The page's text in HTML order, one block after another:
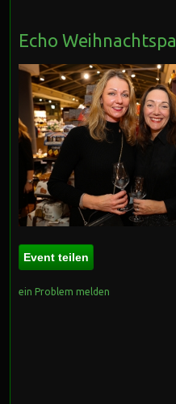
Echo
Event teilen
ein Problem melden